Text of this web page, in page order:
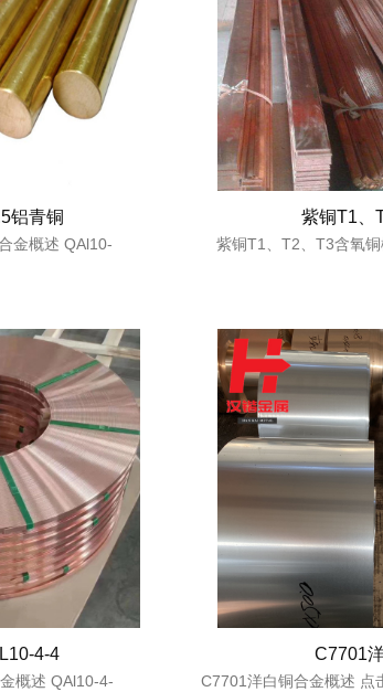
铝青铜
金概述 QAl10-
紫铜T1、
紫铜T1、T2、T3含氧
4-4
概述 QAl10-4-
C7701
C7701洋白铜合金概述 点